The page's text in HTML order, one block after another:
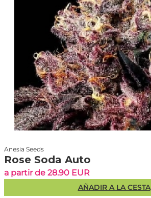
Anesia Seeds
Rose Soda Auto
a partir de 28.90 EUR
AÑADIR A LA CESTA